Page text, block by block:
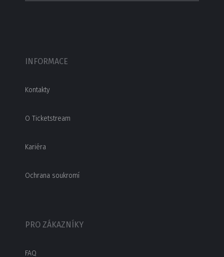
INFORMACE
Kontakty
O Ticketstream
Kariéra
Ochrana soukromí
PRO ZÁKAZNÍKY
FAQ